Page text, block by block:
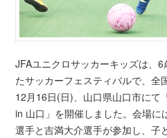
JFAユニクロサッカーキッズは、
たサッカーフェスティバルで、全
12月16日(日)、山口県山口市にて
in 山口」を開催しました。会場に
選手と吉満大介選手が参加し、子